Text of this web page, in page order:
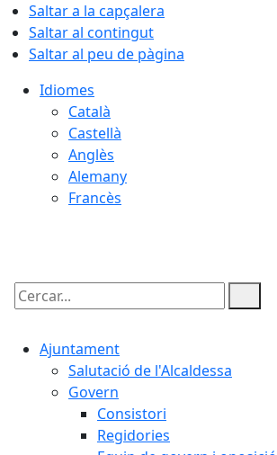
Saltar a la capçalera
Saltar al contingut
Saltar al peu de pàgina
Idiomes
Català
Castellà
Anglès
Alemany
Francès
Cercar:
Ajuntament
Salutació de l'Alcaldessa
Govern
Consistori
Regidories